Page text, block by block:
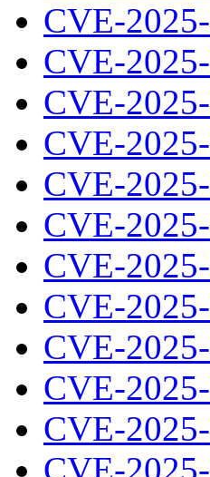
CVE-
CVE-
CVE-
CVE-
CVE-
CVE-
CVE-
CVE-
CVE-
CVE-
CVE-